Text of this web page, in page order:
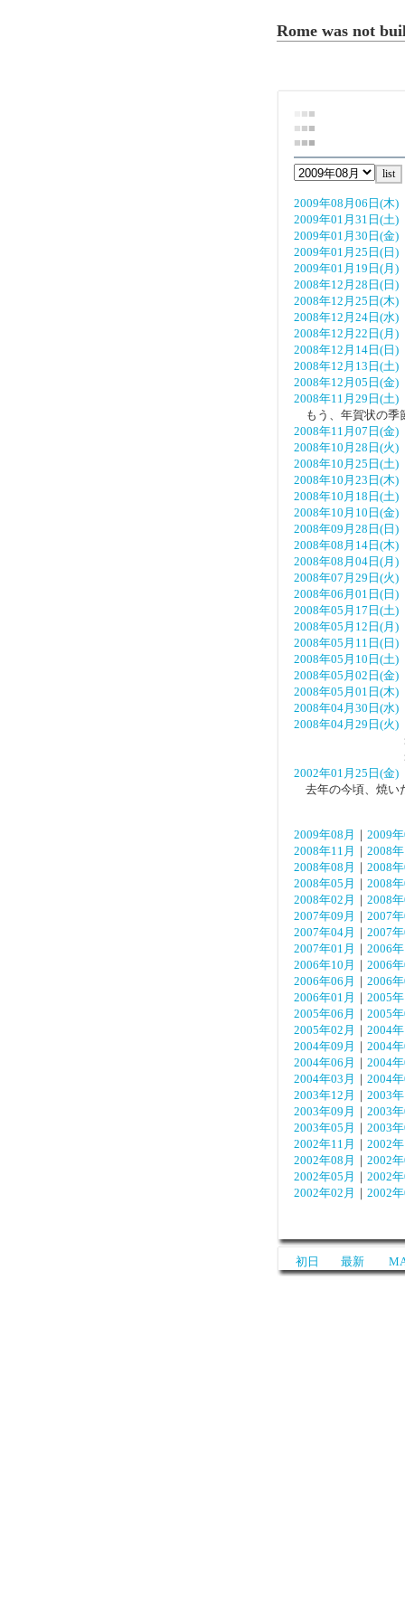
Rome was not
■■
■■■
■■■
2009年08月06日(木)
2009年01月31日(土)
2009年01月30日(金)
2009年01月25日(日)
2009年01月19日(月)
2008年12月28日(日)
2008年12月25日(木)
2008年12月24日(水)
2008年12月22日(月)
2008年12月14日(日)
2008年12月13日(土)
2008年12月05日(金)
2008年11月29日(土)
もう、年賀状の季
2008年11月07日(金)
2008年10月28日(火)
2008年10月25日(土)
2008年10月23日(木)
2008年10月18日(土)
2008年10月10日(金)
2008年09月28日(日)
2008年08月14日(木)
2008年08月04日(月)
2008年07月29日(火)
2008年06月01日(日)
2008年05月17日(土)
2008年05月12日(月)
2008年05月11日(日)
2008年05月10日(土)
2008年05月02日(金)
2008年05月01日(木)
2008年04月30日(水)
2008年04月29日(火)
2002年01月25日(金)
去年の今頃、焼い
2009年08月 ｜ 2009
2008年11月 ｜ 2008
2008年08月 ｜ 2008
2008年05月 ｜ 2008
2008年02月 ｜ 2008
2007年09月 ｜ 2007
2007年04月 ｜ 2007
2007年01月 ｜ 2006
2006年10月 ｜ 2006
2006年06月 ｜ 2006
2006年01月 ｜ 2005
2005年06月 ｜ 2005
2005年02月 ｜ 2004
2004年09月 ｜ 2004
2004年06月 ｜ 2004
2004年03月 ｜ 2004
2003年12月 ｜ 2003
2003年09月 ｜ 2003
2003年05月 ｜ 2003
2002年11月 ｜ 2002
2002年08月 ｜ 2002
2002年05月 ｜ 2002
2002年02月 ｜ 2002
初日 最新